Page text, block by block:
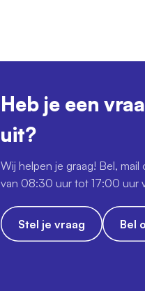
Heb je een
uit?
Wij helpen je graag! Bel,
van 08:30 uur tot 17:00 uur
Stel je vraag Bel